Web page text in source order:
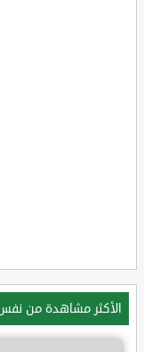
الأكثر مشاهدة من